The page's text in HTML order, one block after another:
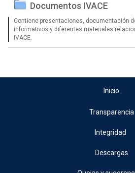
Documentos IVACE
Contiene presentaciones, documentación
informativos y diferentes materiales
IVACE.
Inicio
Transparencia
Integridad
Descargas